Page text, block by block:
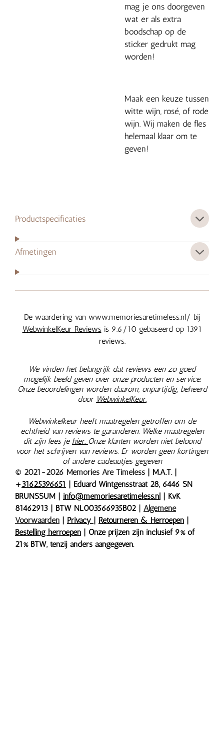
mag je ons doorgeven
wat er als extra
boodschap op de
sticker gedrukt mag
worden!
Maak een keuze tussen
witte wijn, rosé, of rode
wijn. Wij maken de fles
helemaal klaar om te
geven!
Productspecificaties
Afmetingen
De waardering van www.memoriesaretimeless.nl/ bij
WebwinkelKeur Reviewsis 9.6/10 gebaseerd op 1391
reviews.
We vinden het belangrijk dat reviews een zo goed
mogelijk beeld geven over onze producten en service.
Onze beoordelingen worden daarom, onpartijdig, beheerd
door WebwinkelKeur.
Webwinkelkeur heeft maatregelen getroffen om de
echtheid van reviews te garanderen. Welke maatregelen
dit zijn lees je hier. Onze klanten worden niet beloond
voor het schrijven van reviews. Er worden geen kortingen
of andere cadeautjes gegeven
© 2021-2026 Memories Are Timeless | M.A.T. |
+31625396651
| Eduard Wintgensstraat 28, 6446 SN
BRUNSSUM | info@memoriesaretimeless.nl
| KvK
81462913 | BTW NL003566935B02
Algemene
Voorwaarden
Privacy Retourneren & Herroepen
Bestelling herroepen | Onze prijzen zijn inclusief 9% of
21% BTW, tenzij anders aangegeven.